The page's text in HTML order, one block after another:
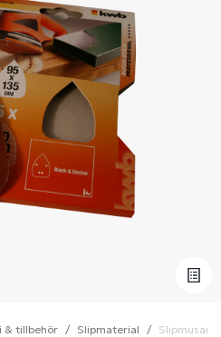
& tillbehör Slipmaterial Slipmusark